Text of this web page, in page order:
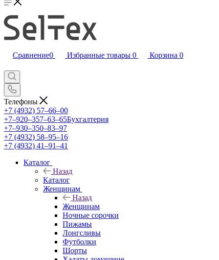
Сравнение0 Избранные товары 0 Корзина 0
Телефоны
+7 (4932) 57‒66‒00
+7‒920‒357‒63‒65Бухгалтерия
+7‒930‒350‒83‒97
+7 (4932) 58‒95‒16
+7 (4932) 41‒91‒41
Каталог
Назад
Каталог
Женщинам
Назад
Женщинам
Ночные сорочки
Пижамы
Лонгсливы
Футболки
Шорты